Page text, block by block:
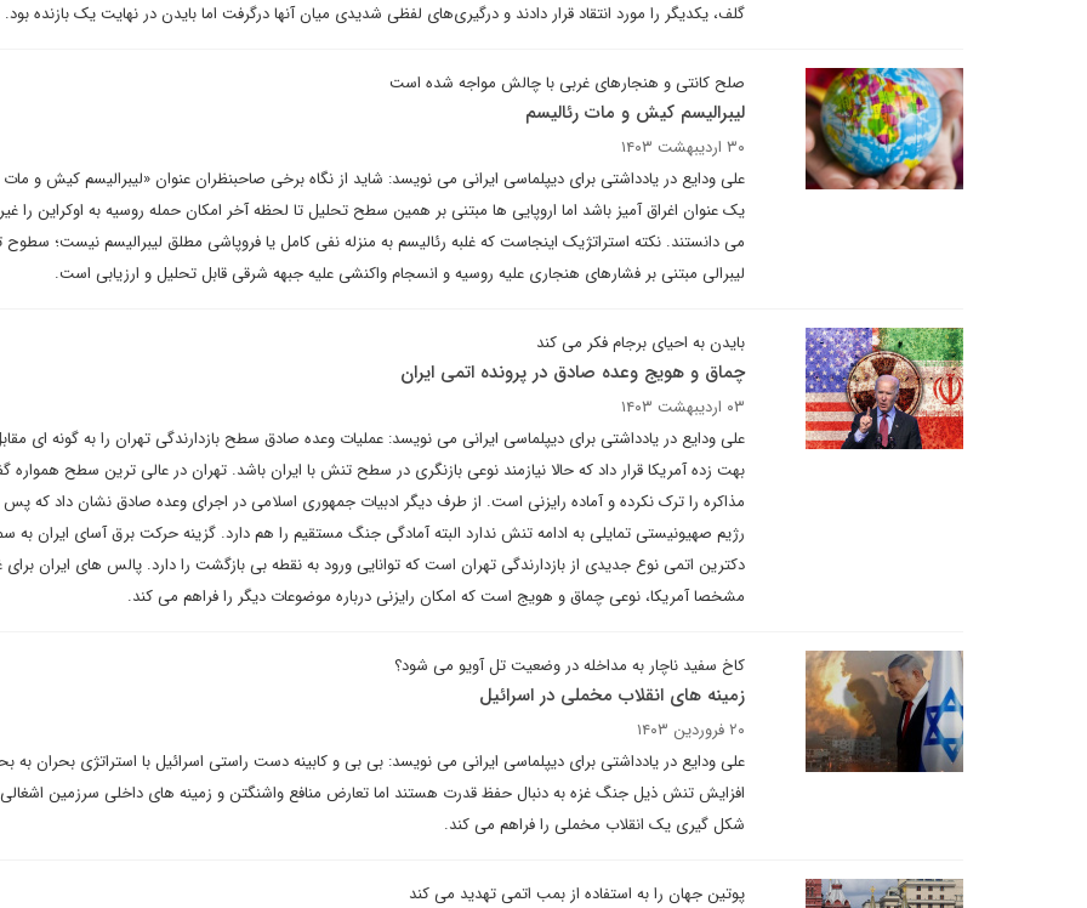
گلف، یکدیگر را مورد انتقاد قرار دادند و درگیری‌های لفظی شدیدی میان آنها درگرفت اما بایدن در نهایت یک بازنده بود.
صلح کانتی و هنجارهای غربی با چالش مواجه شده است
لیبرالیسم کیش و مات رئالیسم
۳۰ اردیبهشت ۱۴۰۳
علی ودایع در یادداشتی برای دیپلماسی ایرانی می نویسد: شاید از نگاه برخی صاحبنظران عنوان «لیبرالیسم کیش و مات
یک عنوان اغراق آمیز باشد اما اروپایی ها مبتنی بر همین سطح تحلیل تا لحظه آخر امکان حمله روسیه به اوکراین را
می دانستند. نکته استراتژیک اینجاست که غلبه رئالیسم به منزله نفی کامل یا فروپاشی مطلق لیبرالیسم نیست؛
لیبرالی مبتنی بر فشارهای هنجاری علیه روسیه و انسجام واکنشی علیه جبهه شرقی قابل تحلیل و ارزیابی است.
بایدن به احیای برجام فکر می کند
چماق و هویج وعده صادق در پرونده اتمی ایران
۰۳ اردیبهشت ۱۴۰۳
علی ودایع در یادداشتی برای دیپلماسی ایرانی می نویسد: عملیات وعده صادق سطح بازدارندگی تهران را به گونه ای
بهت زده آمریکا قرار داد که حالا نیازمند نوعی بازنگری در سطح تنش با ایران باشد. تهران در عالی ترین سطح همواره
مذاکره را ترک نکرده و آماده رایزنی است. از طرف دیگر ادبیات جمهوری اسلامی در اجرای وعده صادق نشان داد که پس
رژیم صهیونیستی تمایلی به ادامه تنش ندارد البته آمادگی جنگ مستقیم را هم دارد. گزینه حرکت برق آسای ایران به
دکترین اتمی نوع جدیدی از بازدارندگی تهران است که توانایی ورود به نقطه بی بازگشت را دارد. پالس های ایران
مشخصا آمریکا، نوعی چماق و هویج است که امکان رایزنی درباره موضوعات دیگر را فراهم می کند.
کاخ سفید ناچار به مداخله در وضعیت تل آویو می شود؟
زمینه های انقلاب مخملی در اسرائیل
۲۰ فروردین ۱۴۰۳
علی ودایع در یادداشتی برای دیپلماسی ایرانی می نویسد: بی بی و کابینه دست راستی اسرائیل با استراتژی بحران به
افزایش تنش ذیل جنگ غزه به دنبال حفظ قدرت هستند اما تعارض منافع واشنگتن و زمینه های داخلی سرزمین
شکل گیری یک انقلاب مخملی را فراهم می کند.
پوتین جهان را به استفاده از بمب اتمی تهدید می کند